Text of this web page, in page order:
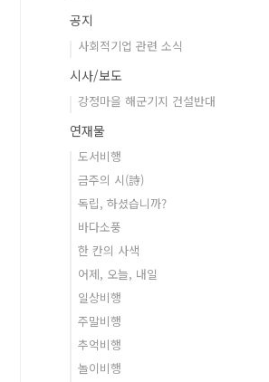
공지
사회적기업 관련 소식
시사/보도
강정마을 해군기지 건설반대
연재물
도서비행
금주의 시(詩)
독립, 하셨습니까?
바다소풍
한 칸의 사색
어제, 오늘, 내일
일상비행
주말비행
추억비행
놀이비행